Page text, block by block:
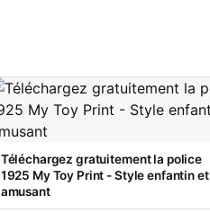
Téléchargez gratuitement la police
1925 My Toy Print - Style enfantin et
amusant